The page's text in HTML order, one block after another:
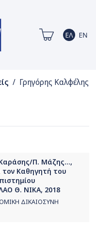
/ Γρηγόρης Καλφέλης
Π. Μάζης...,
τον Καθηγητή του
Θ. ΝΙΚΑ, 2018
ΔΙΚΑΙΟΣΥΝΗ